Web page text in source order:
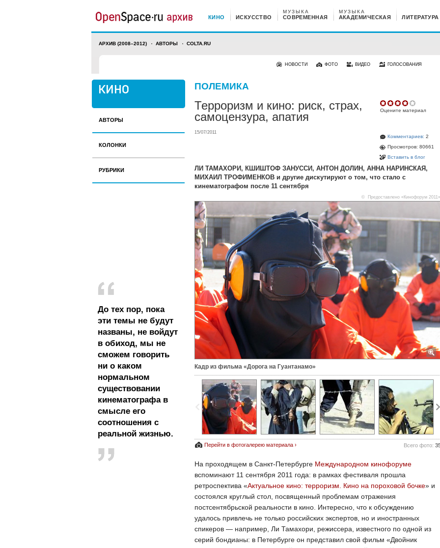
КИНО ИСКУССТВО СОВРЕМЕННАЯ
МУЗЫКА
АКАДЕМИЧЕСКАЯ
МУЗЫКА
ЛИТЕРАТУРА
АРХИВ (2008–2012) АВТОРЫ COLTA.RU
НОВОСТИ ФОТО ВИДЕО ГОЛОСОВАНИЯ
АВТОРЫ
КОЛОНКИ
РУБРИКИ
До тех пор, пока
эти темы не будут
названы, не войдут
в обиход, мы не
сможем говорить
ни о каком
нормальном
существовании
кинематографа в
смысле его
соотношения с
реальной жизнью.
ПОЛЕМИКА
Оцените материал
Комментариев: 2
Просмотров: 80661
Вставить в блог
Терроризм и кино: риск, страх,
самоцензура, апатия
15/07/2011
ЛИ ТАМАХОРИ, КШИШТОФ ЗАНУССИ, АНТОН ДОЛИН, АННА НАРИНСКАЯ,
МИХАИЛ ТРОФИМЕНКОВ и другие дискутируют о том, что стало с
кинематографом после 11 сентября
© Предоставлено «Кинофорум 2011»
Кадр из фильма «Дорога на Гуантанамо»
Перейти в фотогалерею материала › Всего фото:
На проходящем в Санкт-Петербурге Международном кинофоруме
вспоминают 11 сентября 2011 года: в рамках фестиваля прошла
ретроспектива «Актуальное кино: терроризм. Кино на пороховой бочке» и
состоялся круглый стол, посвященный проблемам отражения
постсентябрьской реальности в кино. Интересно, что к обсуждению
удалось привлечь не только российских экспертов, но и иностранных
спикеров — например, Ли Тамахори, режиссера, известного по одной из
серий бондианы: в Петербурге он представил свой фильм «Двойник